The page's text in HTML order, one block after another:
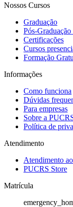
Nossos Cursos
Graduação
Pós-
Certificações
Cursos
Formação
Informações
Como funciona
Dúvidas
Para empresas
Sobre a
Política de
Atendimento
Atendimento
PUCRS Store
Matrícula